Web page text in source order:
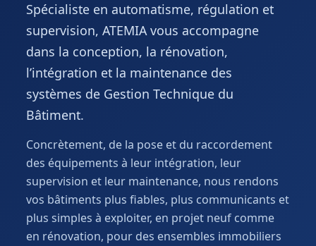
Spécialiste en automatisme, régulation et
supervision, ATEMIA vous accompagne
dans la conception, la rénovation,
l’intégration et la maintenance des
systèmes de Gestion Technique du
Bâtiment.
Concrètement, de la pose et du raccordement
des équipements à leur intégration, leur
supervision et leur maintenance, nous rendons
vos bâtiments plus fiables, plus communicants et
plus simples à exploiter, en projet neuf comme
en rénovation, pour des ensembles immobiliers